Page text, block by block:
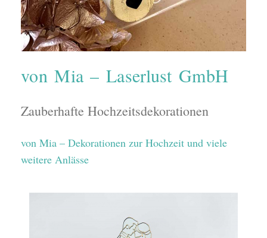
von Mia – Laserlust GmbH
Zauberhafte Hochzeitsdekorationen
von Mia – Dekorationen zur Hochzeit und viele
weitere Anlässe